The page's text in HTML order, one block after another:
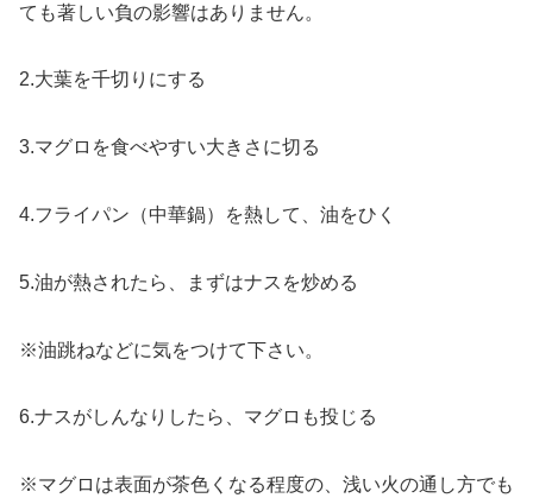
ても著しい負の影響はありません。
2.大葉を千切りにする
3.マグロを食べやすい大きさに切る
4.フライパン（中華鍋）を熱して、油をひく
5.油が熱されたら、まずはナスを炒める
※油跳ねなどに気をつけて下さい。
6.ナスがしんなりしたら、マグロも投じる
※マグロは表面が茶色くなる程度の、浅い火の通し方でも